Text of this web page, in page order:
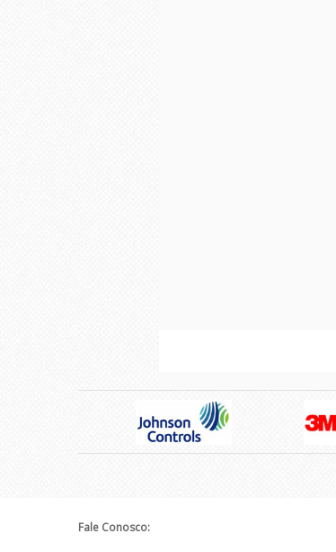
Fale Conosco: